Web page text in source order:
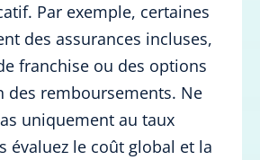
Par exemple, certaines
des assurances incluses,
franchise ou des options
des remboursements. Ne
uniquement au taux
évaluez le coût global et la